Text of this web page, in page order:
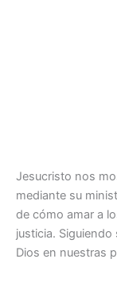
Jesucristo nos
mediante su
de cómo amar a
justicia.
Dios en nuestras